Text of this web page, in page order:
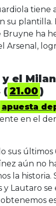
tiene
su plantilla.
Bruyne ha
Arsenal,
el
(21.00)
apuesta
en el
sus últimos
aún no
la historia.
y Lautaro se